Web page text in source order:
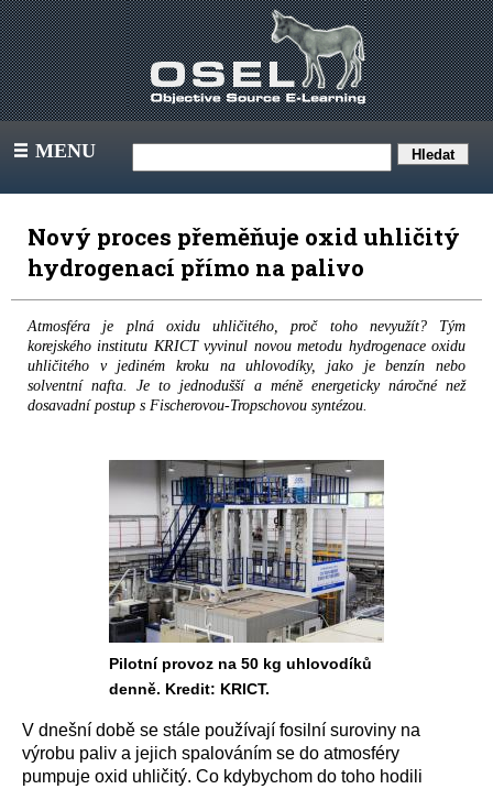
III MENU
Nový proces přeměňuje oxid uhličitý
hydrogenací přímo na palivo
Atmosféra je plná oxidu uhličitého, proč toho nevyužít? Tým
korejského institutu KRICT vyvinul novou metodu hydrogenace oxidu
uhličitého v jediném kroku na uhlovodíky, jako je benzín nebo
solventní nafta. Je to jednodušší a méně energeticky náročné než
dosavadní postup s Fischerovou-Tropschovou syntézou.
Pilotní provoz na 50 kg uhlovodíků
denně. Kredit: KRICT.
V dnešní době se stále používají fosilní suroviny na
výrobu paliv a jejich spalováním se do atmosféry
pumpuje oxid uhličitý. Co kdybychom do toho hodili